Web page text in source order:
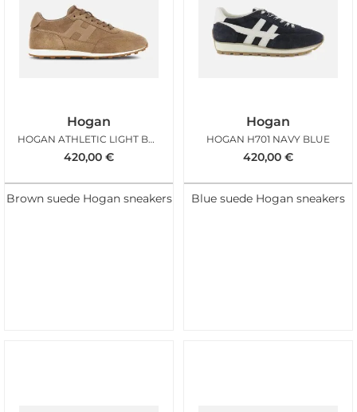
Hogan
HOGAN ATHLETIC LIGHT BROWN
420,00 €
Brown suede Hogan sneakers
Hogan
HOGAN H701 NAVY BLUE
420,00 €
Blue suede Hogan sneakers